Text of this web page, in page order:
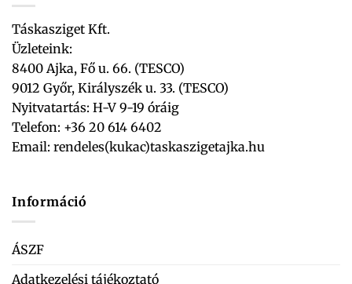
Táskasziget Kft.
Üzleteink:
8400 Ajka, Fő u. 66. (TESCO)
9012 Győr, Királyszék u. 33. (TESCO)
Nyitvatartás: H-V 9-19 óráig
Telefon: +36 20 614 6402
Email: rendeles(kukac)taskaszigetajka.hu
Információ
ÁSZF
Adatkezelési tájékoztató